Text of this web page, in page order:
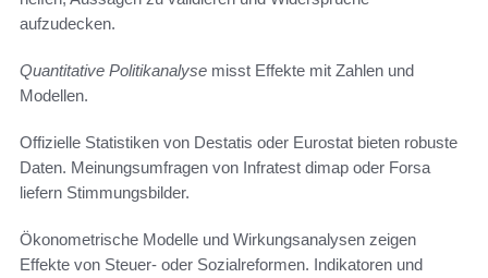
aufzudecken.
Quantitative Politikanalyse misst Effekte mit Zahlen und
Modellen.
Offizielle Statistiken von Destatis oder Eurostat bieten robuste
Daten. Meinungsumfragen von Infratest dimap oder Forsa
liefern Stimmungsbilder.
Ökonometrische Modelle und Wirkungsanalysen zeigen
Effekte von Steuer- oder Sozialreformen. Indikatoren und